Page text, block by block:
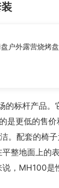
户外露营烧烤
的标杆产品
是更低的售
。配套的椅
整地面上的
，MH100是